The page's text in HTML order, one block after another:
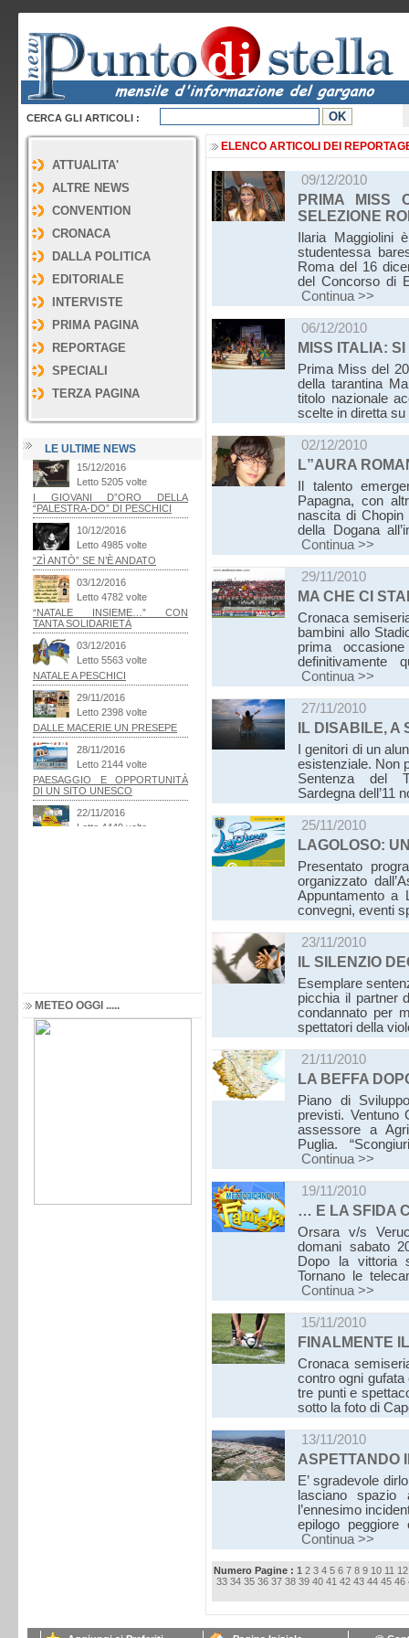
CERCA GLI ARTICOLI :
ATTUALITA'
ALTRE NEWS
CONVENTION
CRONACA
DALLA POLITICA
EDITORIALE
INTERVISTE
PRIMA PAGINA
REPORTAGE
SPECIALI
TERZA PAGINA
LE ULTIME NEWS
METEO OGGI .....
ELENCO ARTICOLI DEI
09/12/2010
PRIMA MISS
SELEZIONE
Ilaria Maggiolini
studentessa
Roma del 16
del Concorso di
Continua >>
06/12/2010
MISS ITALIA:
Prima Miss del
della tarantina
titolo nazionale
scelte in diretta
02/12/2010
L”AURA
Il talento
Papagna, con
nascita di
della Dogana
Continua >>
29/11/2010
MA CHE CI
Cronaca
bambini allo
prima
definitivamente
Continua >>
27/11/2010
IL DISABILE,
I genitori di un
esistenziale. Non
Sentenza del
Sardegna dell’11
25/11/2010
LAGOLOSO:
Presentato
organizzato
Appuntamento a
convegni, eventi
23/11/2010
IL SILENZIO
Esemplare
picchia il partner
condannato per
spettatori della
21/11/2010
LA BEFFA
Piano di
previsti. Ventuno
assessore a
Puglia.
Continua >>
19/11/2010
… E LA SFIDA
Orsara v/s
domani sabato
Dopo la vittoria
Tornano le
Continua >>
15/11/2010
FINALMENTE
Cronaca
contro ogni
tre punti e
sotto la foto di
13/11/2010
ASPETTANDO
E’ sgradevole
lasciano
l’ennesimo
epilogo
Continua >>
Numero Pagine : 1 2 3 4 5 6 7 8 9 10 11 12
33 34 35 36 37 38 39 40 41 42 43 44 45 46